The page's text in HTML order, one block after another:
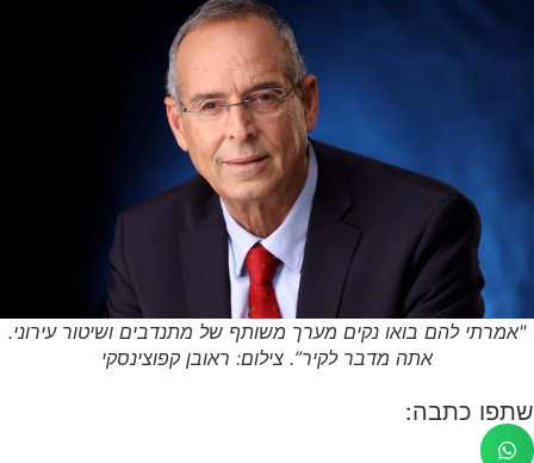
"אמרתי להם בואו נקים מערך משותף של מתנדבים ושיטור עירוני.
אתה מדבר לקיר”. צילום: ראובן קפוצינסקי
שתפו כתבה: